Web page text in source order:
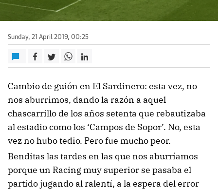
Sunday, 21 April 2019, 00:25
Cambio de guión en El Sardinero: esta vez, no
nos aburrimos, dando la razón a aquel
chascarrillo de los años setenta que rebautizaba
al estadio como los ‘Campos de Sopor’. No, esta
vez no hubo tedio. Pero fue mucho peor.
Benditas las tardes en las que nos aburríamos
porque un Racing muy superior se pasaba el
partido jugando al ralentí, a la espera del error